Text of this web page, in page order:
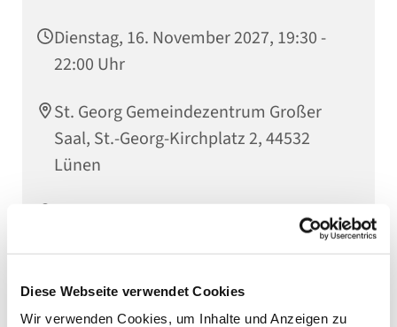
Diese Webseite verwendet Cookies
Wir verwenden Cookies, um Inhalte und Anzeigen zu
Dienstag, 16. November 2027, 19:30 -
22:00 Uhr
St. Georg Gemeindezentrum Großer
Saal, St.-Georg-Kirchplatz 2, 44532
Lünen